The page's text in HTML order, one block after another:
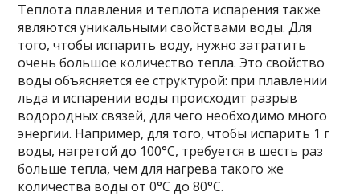
Теплота плавления и теплота испарения также
являются уникальными свойствами воды. Для
того, чтобы испарить воду, нужно затратить
очень большое количество тепла. Это свойство
воды объясняется ее структурой: при плавлении
льда и испарении воды происходит разрыв
водородных связей, для чего необходимо много
энергии. Например, для того, чтобы испарить 1 г
воды, нагретой до 100°C, требуется в шесть раз
больше тепла, чем для нагрева такого же
количества воды от 0°C до 80°C.